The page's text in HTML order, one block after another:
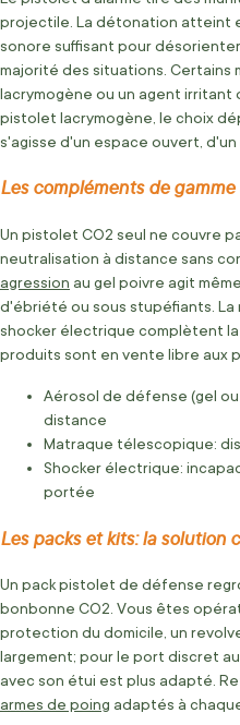
projectile. La détonation atteint
sonore suffisant pour
majorité des situations. Certains
lacrymogène ou un agent irritant
pistolet lacrymogène, le choix
s'agisse d'un espace ouvert,
Les compléments de
Un pistolet CO2 seul ne couvre
neutralisation à distance sans
agression au gel poivre agit
d'ébriété ou sous stupéfiants.
shocker électrique complètent
produits sont en vente libre aux
Aérosol de défense (gel
distance
Matraque télescopique:
Shocker électrique:
portée
Les packs et kits: la solution
Un pack pistolet de défense
bonbonne CO2. Vous êtes
protection du domicile, un
largement; pour le port discret
avec son étui est plus adapté.
armes de poing adaptés à